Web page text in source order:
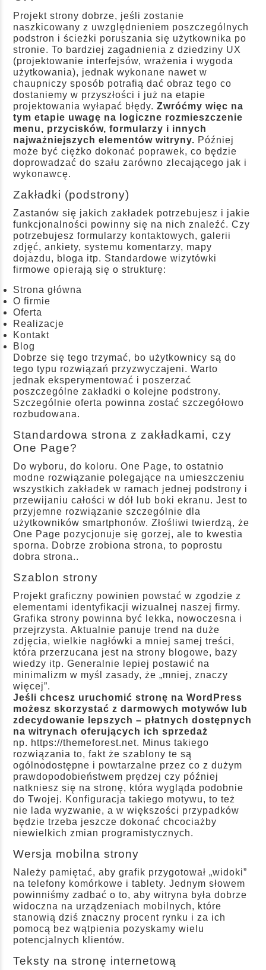
Projekt strony dobrze, jeśli zostanie
naszkicowany z uwzględnieniem poszczególnych
podstron i ścieżki poruszania się użytkownika po
stronie. To bardziej zagadnienia z dziedziny UX
(projektowanie interfejsów, wrażenia i wygoda
użytkowania), jednak wykonane nawet w
chaupniczy sposób potrafią dać obraz tego co
dostaniemy w przyszłości i już na etapie
projektowania wyłapać błędy.Zwróćmy więc na
tym etapie uwagę na logiczne rozmieszczenie
menu, przycisków, formularzy i innych
najważniejszych elementów witryny. Później
może być ciężko dokonać poprawek, co będzie
doprowadzać do szału zarówno zlecającego jak i
wykonawcę.
Zakładki (podstrony)
Zastanów się jakich zakładek potrzebujesz i jakie
funkcjonalności powinny się na nich znaleźć. Czy
potrzebujesz formularzy kontaktowych, galerii
zdjęć, ankiety, systemu komentarzy, mapy
dojazdu, bloga itp. Standardowe wizytówki
firmowe opierają się o strukturę:
Strona główna
O firmie
Oferta
Realizacje
Kontakt
Blog
Dobrze się tego trzymać, bo użytkownicy są do
tego typu rozwiązań przyzwyczajeni. Warto
jednak eksperymentować i poszerzać
poszczególne zakładki o kolejne podstrony.
Szczególnie oferta powinna zostać szczegółowo
rozbudowana.
Standardowa strona z zakładkami, czy
One Page?
Do wyboru, do koloru. One Page, to ostatnio
modne rozwiązanie polegające na umieszczeniu
wszystkich zakładek w ramach jednej podstrony i
przewijaniu całości w dół lub boki ekranu. Jest to
przyjemne rozwiązanie szczególnie dla
użytkowników smartphonów. Złośliwi twierdzą, że
One Page pozycjonuje się gorzej, ale to kwestia
sporna. Dobrze zrobiona strona, to poprostu
dobra strona..
Szablon strony
Projekt graficzny powinien powstać w zgodzie z
elementami identyfikacji wizualnej naszej firmy.
Grafika strony powinna być lekka, nowoczesna i
przejrzysta. Aktualnie panuje trend na duże
zdjęcia, wielkie nagłówki a mniej samej treści,
która przerzucana jest na strony blogowe, bazy
wiedzy itp. Generalnie lepiej postawić na
minimalizm w myśl zasady, że „mniej, znaczy
więcej”.
Jeśli chcesz uruchomić stronę na WordPress
możesz skorzystać z darmowych motywów lub
zdecydowanie lepszych – płatnych dostępnych
na witrynach oferujących ich sprzedaż
np. https://themeforest.net. Minus takiego
rozwiązania to, fakt że szablony te są
ogólnodostępne i powtarzalne przez co z dużym
prawdopodobieństwem prędzej czy później
natkniesz się na stronę, która wygląda podobnie
do Twojej. Konfiguracja takiego motywu, to też
nie lada wyzwanie, a w większości przypadków
będzie trzeba jeszcze dokonać chcociażby
niewielkich zmian programistycznych.
Wersja mobilna strony
Należy pamiętać, aby grafik przygotował „widoki”
na telefony komórkowe i tablety. Jednym słowem
powinniśmy zadbać o to, aby witryna była dobrze
widoczna na urządzeniach mobilnych, które
stanowią dziś znaczny procent rynku i za ich
pomocą bez wątpienia pozyskamy wielu
potencjalnych klientów.
Teksty na stronę internetową